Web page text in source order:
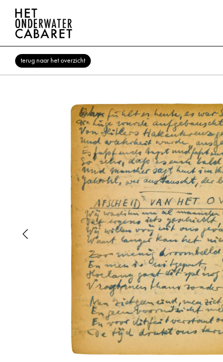
terug naar het overzicht